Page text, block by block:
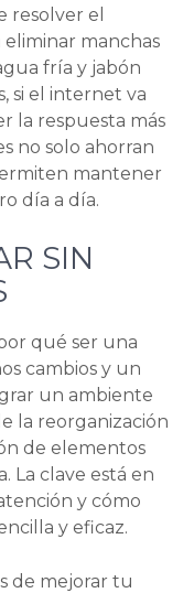
resolver el
manchas
fría y jabón
si el internet va
la respuesta más
no solo ahorran
mantener
día a día.
SIN
qué ser una
cambios y un
un ambiente
la reorganización
de elementos
La clave está en
y cómo
y eficaz.
de mejorar tu